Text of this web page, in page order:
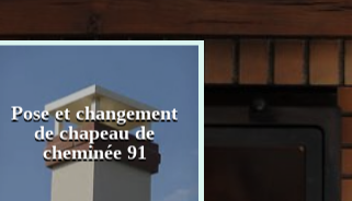
Pose et changement
de chapeau de
cheminée 91